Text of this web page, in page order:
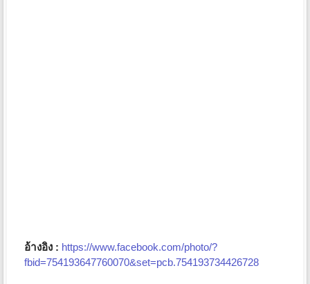
อ้างอิง : https://www.facebook.com/photo/?
fbid=754193647760070&set=pcb.754193734426728